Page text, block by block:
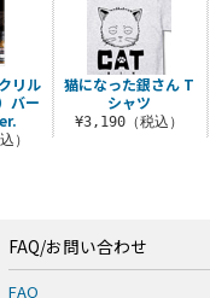
リル
バー
）
猫になった銀さん T
シャツ
¥3,190（税込）
FAQ/お問い合わせ
FAQ